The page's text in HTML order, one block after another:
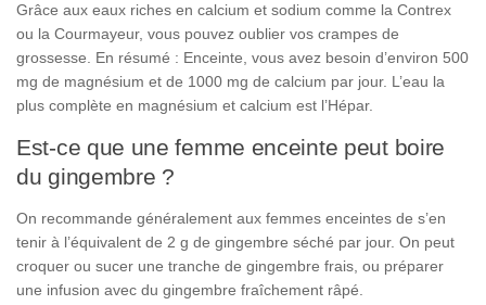
Grâce aux eaux riches en calcium et sodium comme la Contrex
ou la Courmayeur, vous pouvez oublier vos crampes de
grossesse. En résumé : Enceinte, vous avez besoin d’environ 500
mg de magnésium et de 1000 mg de calcium par jour. L’eau la
plus complète en magnésium et calcium est l’Hépar.
Est-ce que une femme enceinte peut boire
du gingembre ?
On recommande généralement aux femmes enceintes de s’en
tenir à l’équivalent de 2 g de gingembre séché par jour. On peut
croquer ou sucer une tranche de gingembre frais, ou préparer
une infusion avec du gingembre fraîchement râpé.